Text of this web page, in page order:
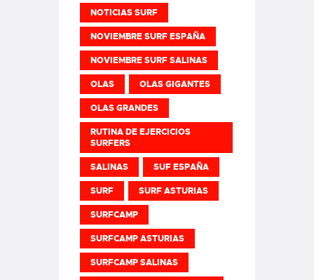
NOTICIAS SURF
NOVIEMBRE SURF ESPAÑA
NOVIEMBRE SURF SALINAS
OLAS OLAS GIGANTES
OLAS GRANDES
RUTINA DE EJERCICIOS
SURFERS
SALINAS SUF ESPAÑA
SURF SURF ASTURIAS
SURFCAMP
SURFCAMP ASTURIAS
SURFCAMP SALINAS